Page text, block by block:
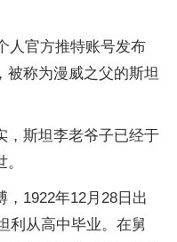
人官方推特账号发布
被称为漫威之父的斯坦
，斯坦李老爷子已经于
1922年12月28日出
利从高中毕业。在舅